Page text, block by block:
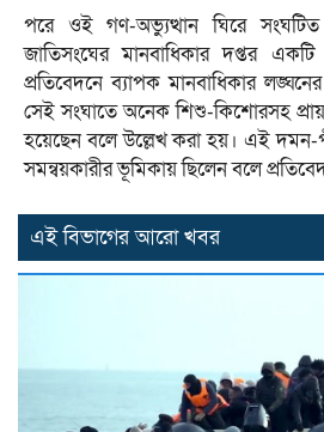
পরে ওই গণ-অভ্যুত্থান ঘিরে
জাতিসংঘের মানবাধিকার দপ্তর
প্রতিবেদনে ব্যাপক মানবাধিকার
সেই সংঘাতে অনেক শিশু-কিশোরসহ
হয়েছেন বলে উল্লেখ করা হয়। এই দমন-
সমন্বয়কারীর ভূমিকায় ছিলেন বলে
এই বিভাগের আরো খবর